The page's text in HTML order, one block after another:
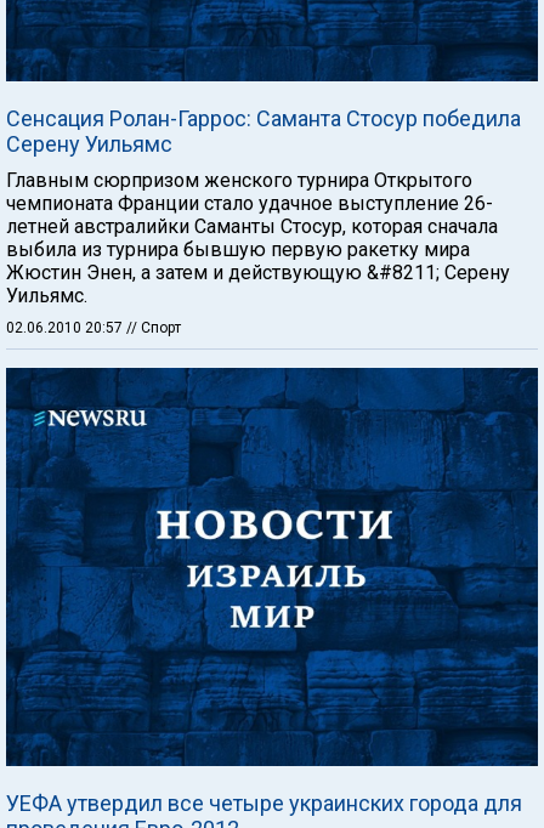
Сенсация Ролан-Гаррос: Саманта Стосур победила
Серену Уильямс
Главным сюрпризом женского турнира Открытого
чемпионата Франции стало удачное выступление 26-
летней австралийки Саманты Стосур, которая сначала
выбила из турнира бывшую первую ракетку мира
Жюстин Энен, а затем и действующую &#8211; Серену
Уильямс.
02.06.2010 20:57 // Спорт
УЕФА утвердил все четыре украинских города для